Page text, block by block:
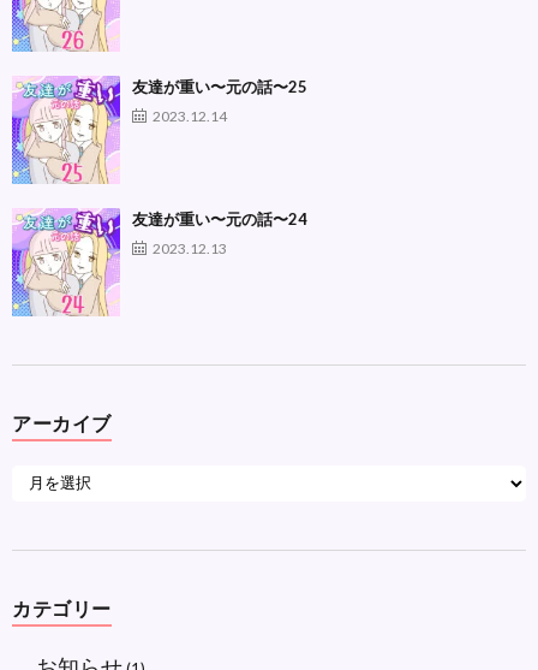
友達が重い〜元の話〜25
2023.12.14
友達が重い〜元の話〜24
2023.12.13
アーカイブ
カテゴリー